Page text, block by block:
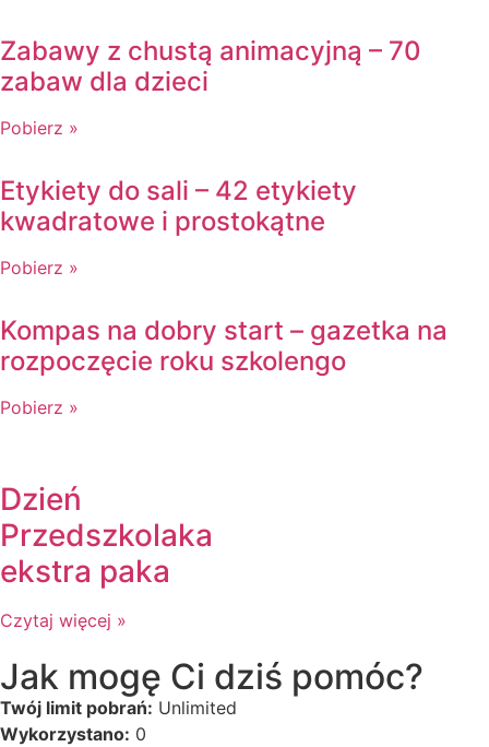
Zabawy z chustą animacyjną – 70
zabaw dla dzieci
Pobierz »
Etykiety do sali – 42 etykiety
kwadratowe i prostokątne
Pobierz »
Kompas na dobry start – gazetka na
rozpoczęcie roku szkolengo
Pobierz »
Dzień
Przedszkolaka
ekstra paka
Czytaj więcej »
Jak mogę Ci dziś pomóc?
Twój limit pobrań: Unlimited
Wykorzystano: 0